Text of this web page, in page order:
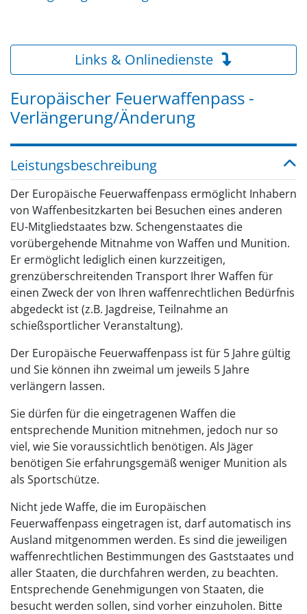
Links & Onlinedienste
Europäischer Feuerwaffenpass -
Verlängerung/Änderung
Leistungsbeschreibung
Der Europäische Feuerwaffenpass ermöglicht Inhabern
von Waffenbesitzkarten bei Besuchen eines anderen
EU-Mitgliedstaates bzw. Schengenstaates die
vorübergehende Mitnahme von Waffen und Munition.
Er ermöglicht lediglich einen kurzzeitigen,
grenzüberschreitenden Transport Ihrer Waffen für
einen Zweck der von Ihren waffenrechtlichen Bedürfnis
abgedeckt ist (z.B. Jagdreise, Teilnahme an
schießsportlicher Veranstaltung).
Der Europäische Feuerwaffenpass ist für 5 Jahre gültig
und Sie können ihn zweimal um jeweils 5 Jahre
verlängern lassen.
Sie dürfen für die eingetragenen Waffen die
entsprechende Munition mitnehmen, jedoch nur so
viel, wie Sie voraussichtlich benötigen. Als Jäger
benötigen Sie erfahrungsgemäß weniger Munition als
als Sportschütze.
Nicht jede Waffe, die im Europäischen
Feuerwaffenpass eingetragen ist, darf automatisch ins
Ausland mitgenommen werden. Es sind die jeweiligen
waffenrechtlichen Bestimmungen des Gaststaates und
aller Staaten, die durchfahren werden, zu beachten.
Entsprechende Genehmigungen von Staaten, die
besucht werden sollen, sind vorher einzuholen. Bitte